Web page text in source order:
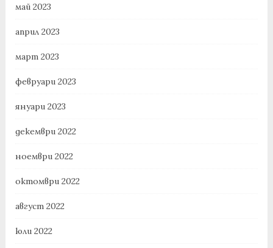
май 2023
април 2023
март 2023
февруари 2023
януари 2023
декември 2022
ноември 2022
октомври 2022
август 2022
юли 2022